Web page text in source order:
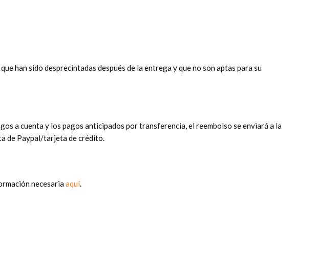
han sido desprecintadas después de la entrega y que no son aptas para su
a cuenta y los pagos anticipados por transferencia, el reembolso se enviará a la
de Paypal/tarjeta de crédito.
necesariaaquí.